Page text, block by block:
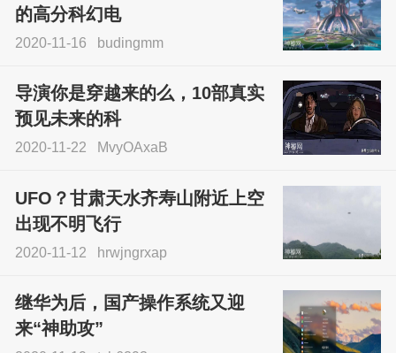
的高分科幻电
2020-11-16 budingmm
导演你是穿越来的么，10部真实
预见未来的科
2020-11-22 MvyOAxaB
UFO？甘肃天水齐寿山附近上空
出现不明飞行
2020-11-12 hrwjngrxap
继华为后，国产操作系统又迎
来“神助攻”